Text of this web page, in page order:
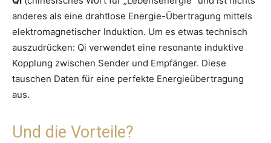
anderes als eine drahtlose Energie-Übertragung mittels
elektromagnetischer Induktion. Um es etwas technisch
auszudrücken: Qi verwendet eine resonante induktive
Kopplung zwischen Sender und Empfänger. Diese
tauschen Daten für eine perfekte Energieübertragung
aus.
Und die Vorteile?